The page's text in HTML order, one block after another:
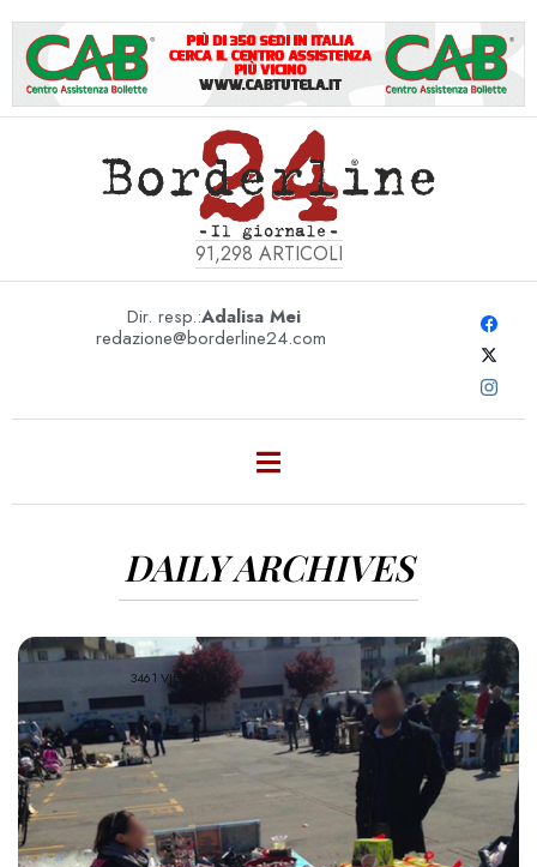
91,298 ARTICOLI
Dir. resp.:Adalisa Mei
redazione@borderline24.com
DAILY ARCHIVES
3461 VIEWS